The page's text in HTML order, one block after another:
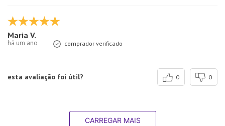
Maria V.
há um ano comprador verificado
esta avaliação foi útil? 0 0
CARREGAR MAIS